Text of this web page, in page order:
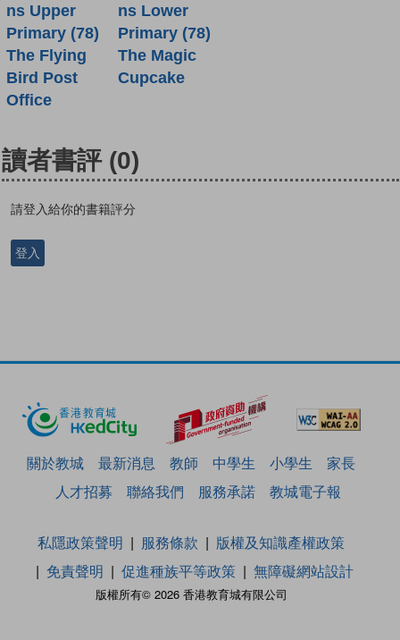
ns Upper
Primary (78)
The Flying
Bird Post
Office
ns Lower
Primary (78)
The Magic
Cupcake
讀者書評 (0)
請登入給你的書籍評分
登入
關於教城 最新消息 教師 中學生 小學生
家長
人才招募
聯絡我們 服務承諾 教城電子報
版權所有© 2026 香港教育城有限公司
私隱政策聲明 服務條款
版權及知識產權政策
免責聲明
促進種族平等政策 無障礙網站設計